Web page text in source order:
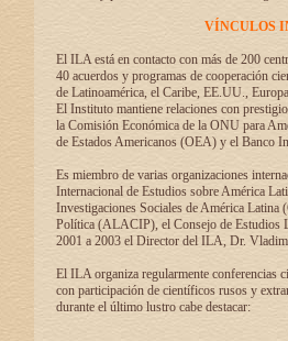
VÍNCULOS
El ILA está en contacto con más de 200
40 acuerdos y programas de cooperación
de Latinoamérica, el Caribe, EE.UU.,
El Instituto mantiene relaciones con
la Comisión Económica de la ONU para
de Estados Americanos (OEA) y el Banco
Es miembro de varias organizaciones
Internacional de Estudios sobre América
Investigaciones Sociales de América
Política (ALACIP), el Consejo de Estudios
2001 a 2003 el Director del ILA, Dr.
El ILA organiza regularmente conferencias
con participación de científicos rusos y
durante el último lustro cabe destacar: